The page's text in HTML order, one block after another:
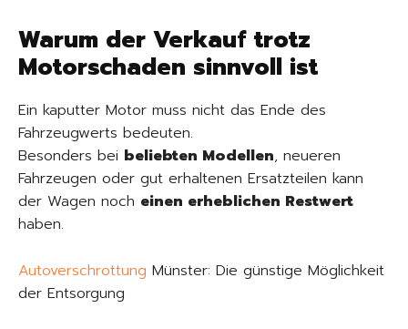
Warum der Verkauf trotz
Motorschaden sinnvoll ist
Ein kaputter Motor muss nicht das Ende des
Fahrzeugwerts bedeuten.
Besonders bei beliebten Modellen, neueren
Fahrzeugen oder gut erhaltenen Ersatzteilen kann
der Wagen noch einen erheblichen Restwert
haben.
Autoverschrottung Münster: Die günstige Möglichkeit
der Entsorgung